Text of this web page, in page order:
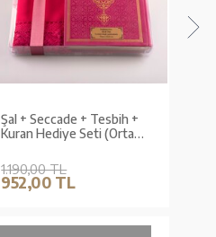
Şal + Seccade + Tesbih +
Kuran Hediye Seti (Orta
1.190,00 TL
952,00 TL